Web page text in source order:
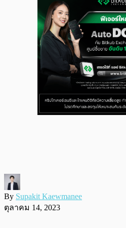
By Supakit Kaewmanee
ตุลาคม 14, 2023